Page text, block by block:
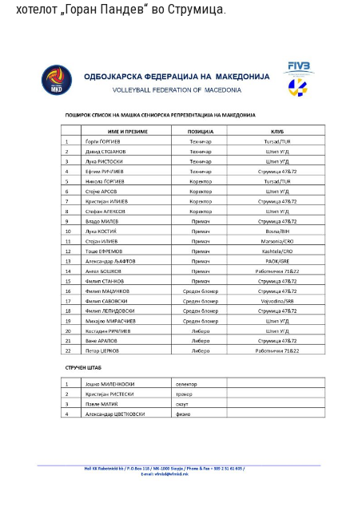
хотелот „Горан Пандев“ во Струмица.